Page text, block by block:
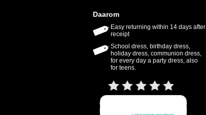
Daarom
Easy returning within 14 days after
receipt
School dress, birthday dress,
holiday dress, communion dress,
for every day a party dress, also
for teens.